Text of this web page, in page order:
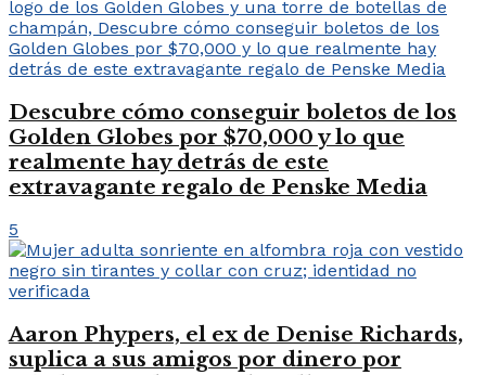
Descubre cómo conseguir boletos de los
Golden Globes por $70,000 y lo que
realmente hay detrás de este
extravagante regalo de Penske Media
5
Aaron Phypers, el ex de Denise Richards,
suplica a sus amigos por dinero por